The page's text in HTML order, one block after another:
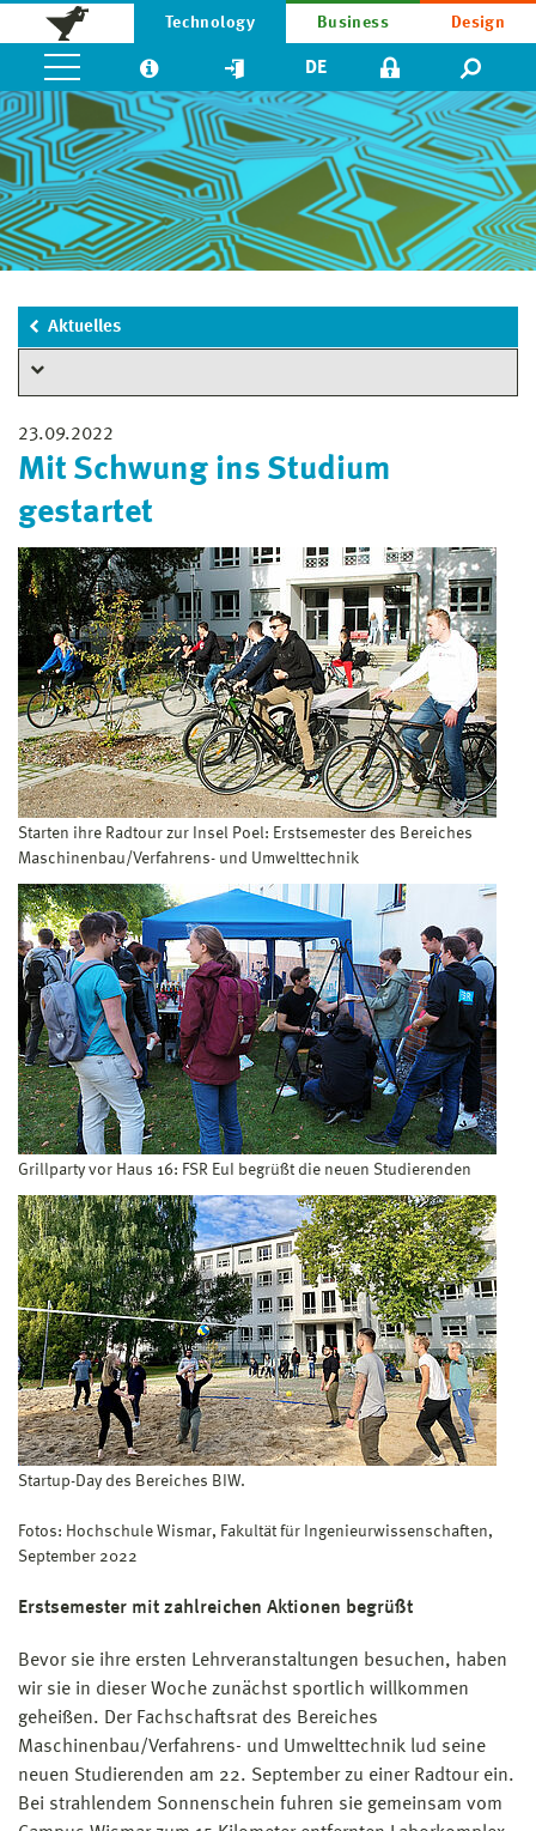
Technology Business Design
DE
Aktuelles
23.09.2022
Mit Schwung ins Studium
gestartet
Starten ihre Radtour zur Insel Poel: Erstsemester des Bereiches
Maschinenbau/Verfahrens- und Umwelttechnik
Grillparty vor Haus 16: FSR EuI begrüßt die neuen Studierenden
Startup-Day des Bereiches BIW.
Fotos: Hochschule Wismar, Fakultät für Ingenieurwissenschaften,
September 2022
Erstsemester mit zahlreichen Aktionen begrüßt
Bevor sie ihre ersten Lehrveranstaltungen besuchen, haben
wir sie in dieser Woche zunächst sportlich willkommen
geheißen. Der Fachschaftsrat des Bereiches
Maschinenbau/Verfahrens- und Umwelttechnik lud seine
neuen Studierenden am 22. September zu einer Radtour ein.
Bei strahlendem Sonnenschein fuhren sie gemeinsam vom